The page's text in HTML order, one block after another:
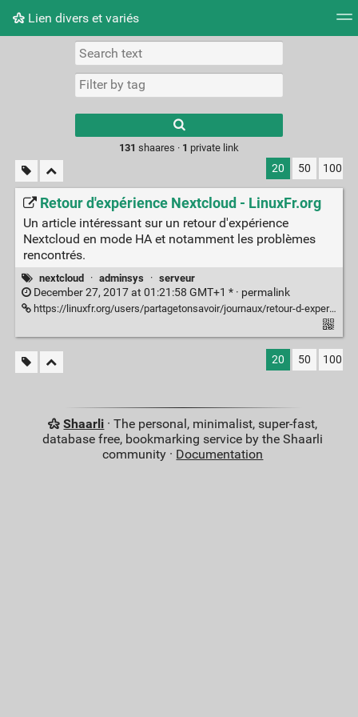
Lien divers et variés
Picture wall
results.
131 shaares · 1 private link
20 50 100
Retour d'expérience Nextcloud - LinuxFr.org
Un article intéressant sur un retour d'expérience
Nextcloud en mode HA et notamment les problèmes
rencontrés.
nextcloud · adminsys · serveur
December 27, 2017 at 01:21:58 GMT+1 * · permalink
https://linuxfr.org/users/partagetonsavoir/journaux/retour-d-experience-nextcloud
20 50 100
Shaarli · The personal, minimalist, super-fast,
database free, bookmarking service by the Shaarli
community · Documentation